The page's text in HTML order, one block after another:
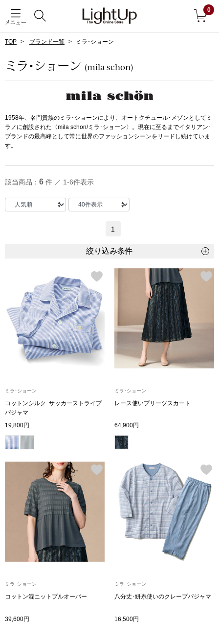
メニュー
0
すべて見る
ダーウェア
アクセサリー
ン雑貨
アウター
コート
Tシャツ／カッ
ポロシャツ
シャツ
トレーナー／
セーター／カ
パンツ／スラ
ショート･クロ
デニム
その他
ルーム･アン
TOP ブランド一覧 ミラ･ショーン
ミラ･ショーン (mila schon)
1958年、名門貴族のミラ･ショーンにより、オートクチュール･メゾンとしてミ
ラノに創設された〈mila schon/ミラ･ショーン〉。現在に至るまでイタリアン･
ブランドの最高峰として常に世界のファッションシーンをリードし続けていま
す。
該当商品： 6 件 ／ 1-6件表示
1
絞り込み条件
ミラ･ショーン
コットンシルク･サッカーストライプ
パジャマ
19,800円
ミラ･ショーン
レース使いプリーツスカート
64,900円
ミラ･ショーン
コットン混ニットプルオーバー
39,600円
ミラ･ショーン
八分丈･絣糸使いのクレープパジャマ
16,500円